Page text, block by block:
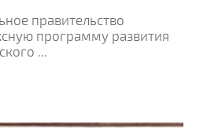
правительство
программу развития
...